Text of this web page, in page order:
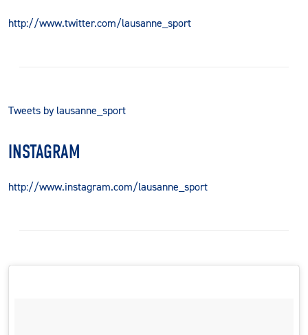
http://www.twitter.com/lausanne_sport
Tweets by lausanne_sport
INSTAGRAM
http://www.instagram.com/lausanne_sport